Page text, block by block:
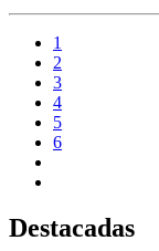
1
2
3
4
5
6
Destacadas